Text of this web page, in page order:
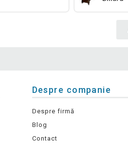
Despre companie
Despre firmă
Blog
Contact